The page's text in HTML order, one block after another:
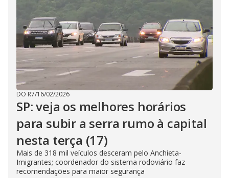
DO R7/16/02/2026
SP: veja os melhores horários
para subir a serra rumo à capital
nesta terça (17)
Mais de 318 mil veículos desceram pelo Anchieta-
Imigrantes; coordenador do sistema rodoviário faz
recomendações para maior segurança